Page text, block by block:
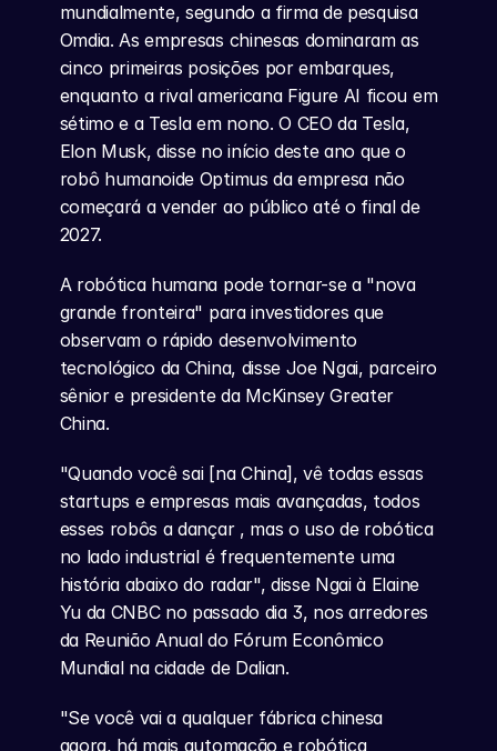
mundialmente, segundo a firma de pesquisa
Omdia. As empresas chinesas dominaram as
cinco primeiras posições por embarques,
enquanto a rival americana Figure AI ficou em
sétimo e a Tesla em nono. O CEO da Tesla,
Elon Musk, disse no início deste ano que o
robô humanoide Optimus da empresa não
começará a vender ao público até o final de
2027.
A robótica humana pode tornar-se a "nova
grande fronteira" para investidores que
observam o rápido desenvolvimento
tecnológico da China, disse Joe Ngai, parceiro
sênior e presidente da McKinsey Greater
China.
"Quando você sai [na China], vê todas essas
startups e empresas mais avançadas, todos
esses robôs a dançar , mas o uso de robótica
no lado industrial é frequentemente uma
história abaixo do radar", disse Ngai à Elaine
Yu da CNBC no passado dia 3, nos arredores
da Reunião Anual do Fórum Econômico
Mundial na cidade de Dalian.
"Se você vai a qualquer fábrica chinesa
agora, há mais automação e robótica